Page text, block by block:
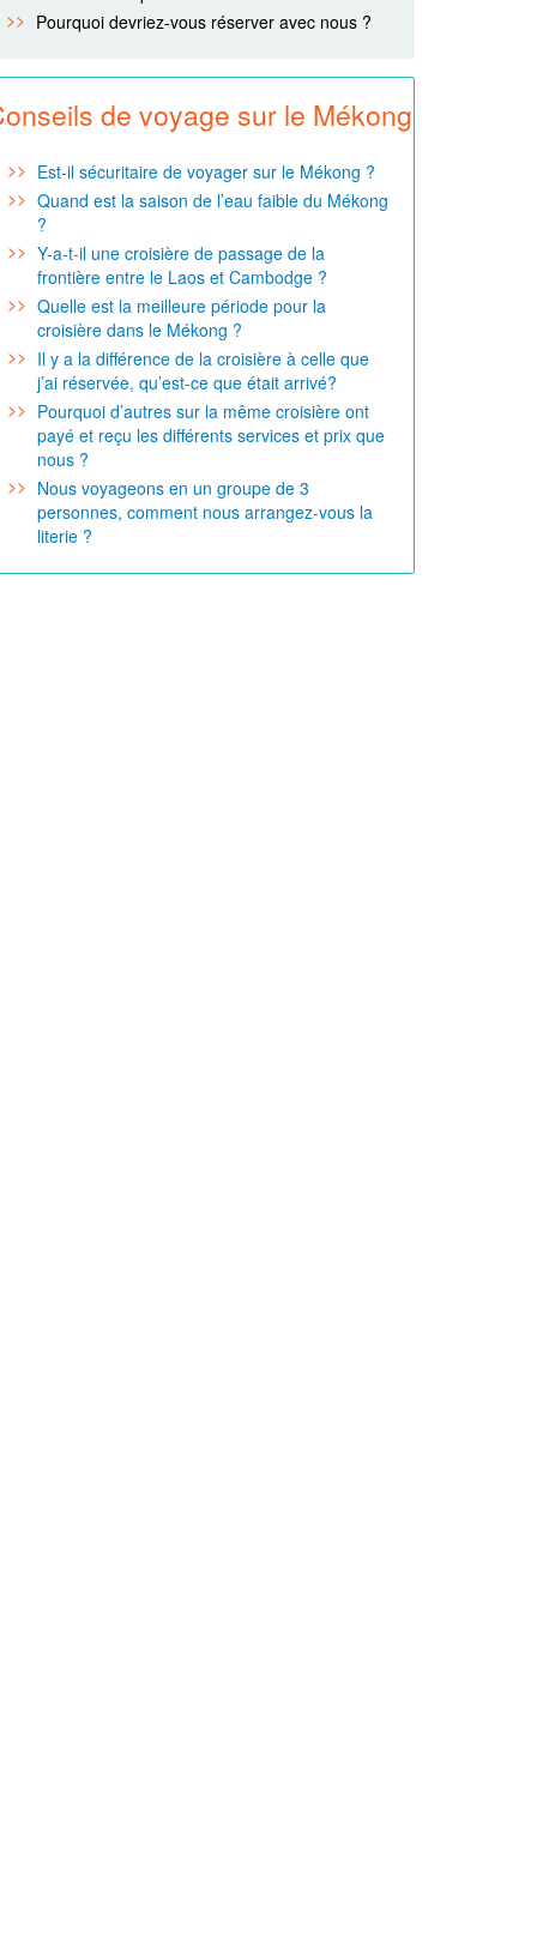
Pourquoi devriez-vous réserver avec nous ?
de voyage sur le Mékong
Est-il sécuritaire de voyager sur le Mékong ?
Quand est la saison de l’eau faible du Mékong
?
Y-a-t-il une croisière de passage de la
frontière entre le Laos et Cambodge ?
Quelle est la meilleure période pour la
croisière dans le Mékong ?
Il y a la différence de la croisière à celle que
j’ai réservée, qu’est-ce que était arrivé?
Pourquoi d’autres sur la même croisière ont
payé et reçu les différents services et prix que
nous ?
Nous voyageons en un groupe de 3
personnes, comment nous arrangez-vous la
literie ?